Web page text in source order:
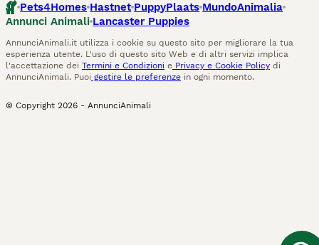
Pets4Homes Hastnet PuppyPlaats MundoAnimalia
Annunci Animali Lancaster Puppies
AnnunciAnimali.it utilizza i cookie su questo sito per migliorare la tua
esperienza utente. L'uso di questo sito Web e di altri servizi implica
l'accettazione dei Termini e Condizioni e Privacy e Cookie Policy di
AnnunciAnimali. Puoi gestire le preferenze in ogni momento.
© Copyright 2026 - AnnunciAnimali